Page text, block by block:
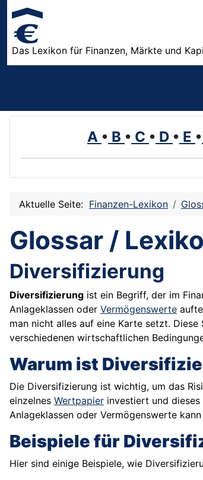
Das Lexikon für Finanzen, Märkte und
A • B • C • D • E •
Aktuelle Seite: Finanzen-Lexikon
Glossar /
Diversifizierung
Diversifizierung ist ein Begriff, der im
Anlageklassen oder Vermögenswerte
man nicht alles auf eine Karte setzt.
verschiedenen wirtschaftlichen
Warum ist
Die Diversifizierung ist wichtig, um das
einzelnes Wertpapier investiert und dieses
Anlageklassen oder Vermögenswerte
Beispiele für
Hier sind einige Beispiele, wie